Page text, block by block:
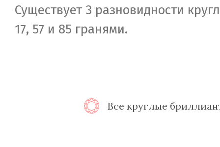
Существует 3 разновидности
17, 57 и 85 гранями.
Все круглые